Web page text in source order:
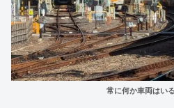
常に何か車両はい